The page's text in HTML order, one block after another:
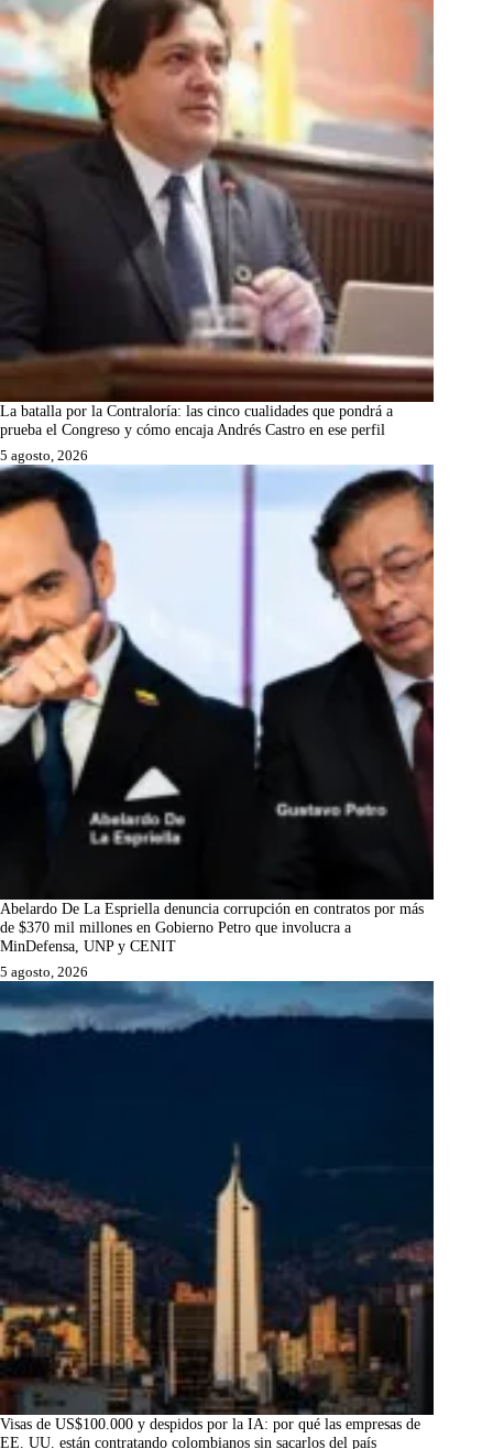
La batalla por la Contraloría: las cinco cualidades que pondrá a
prueba el Congreso y cómo encaja Andrés Castro en ese perfil
5 agosto, 2026
Abelardo De La Espriella denuncia corrupción en contratos por más
de $370 mil millones en Gobierno Petro que involucra a
MinDefensa, UNP y CENIT
5 agosto, 2026
Visas de US$100.000 y despidos por la IA: por qué las empresas de
EE. UU. están contratando colombianos sin sacarlos del país